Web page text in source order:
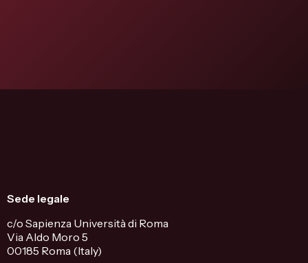
Sede legale
c/o Sapienza Università di Roma
Via Aldo Moro 5
00185 Roma (Italy)